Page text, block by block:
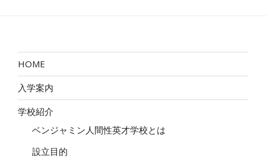
HOME
入学案内
学校紹介
ベンジャミン人間性英才学校とは
設立目的